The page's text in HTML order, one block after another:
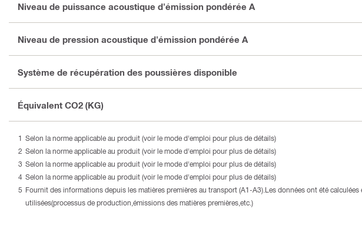
Niveau de puissance acoustique d'émission pondérée A
Niveau de pression acoustique d'émission pondérée A
Système de récupération des poussières disponible
Équivalent CO2 (KG)
Selon la norme applicable au produit (voir le mode d'emploi pour plus de détails)
Selon la norme applicable au produit (voir le mode d'emploi pour plus de détails)
Selon la norme applicable au produit (voir le mode d'emploi pour plus de détails)
Selon la norme applicable au produit (voir le mode d'emploi pour plus de détails)
Fournit des informations depuis les matières premières au transport (A1-A3).Les données ont été
utilisées(processus de production,émissions des matières premières,etc.)